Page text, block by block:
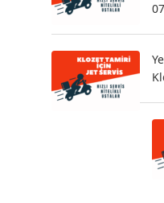
07